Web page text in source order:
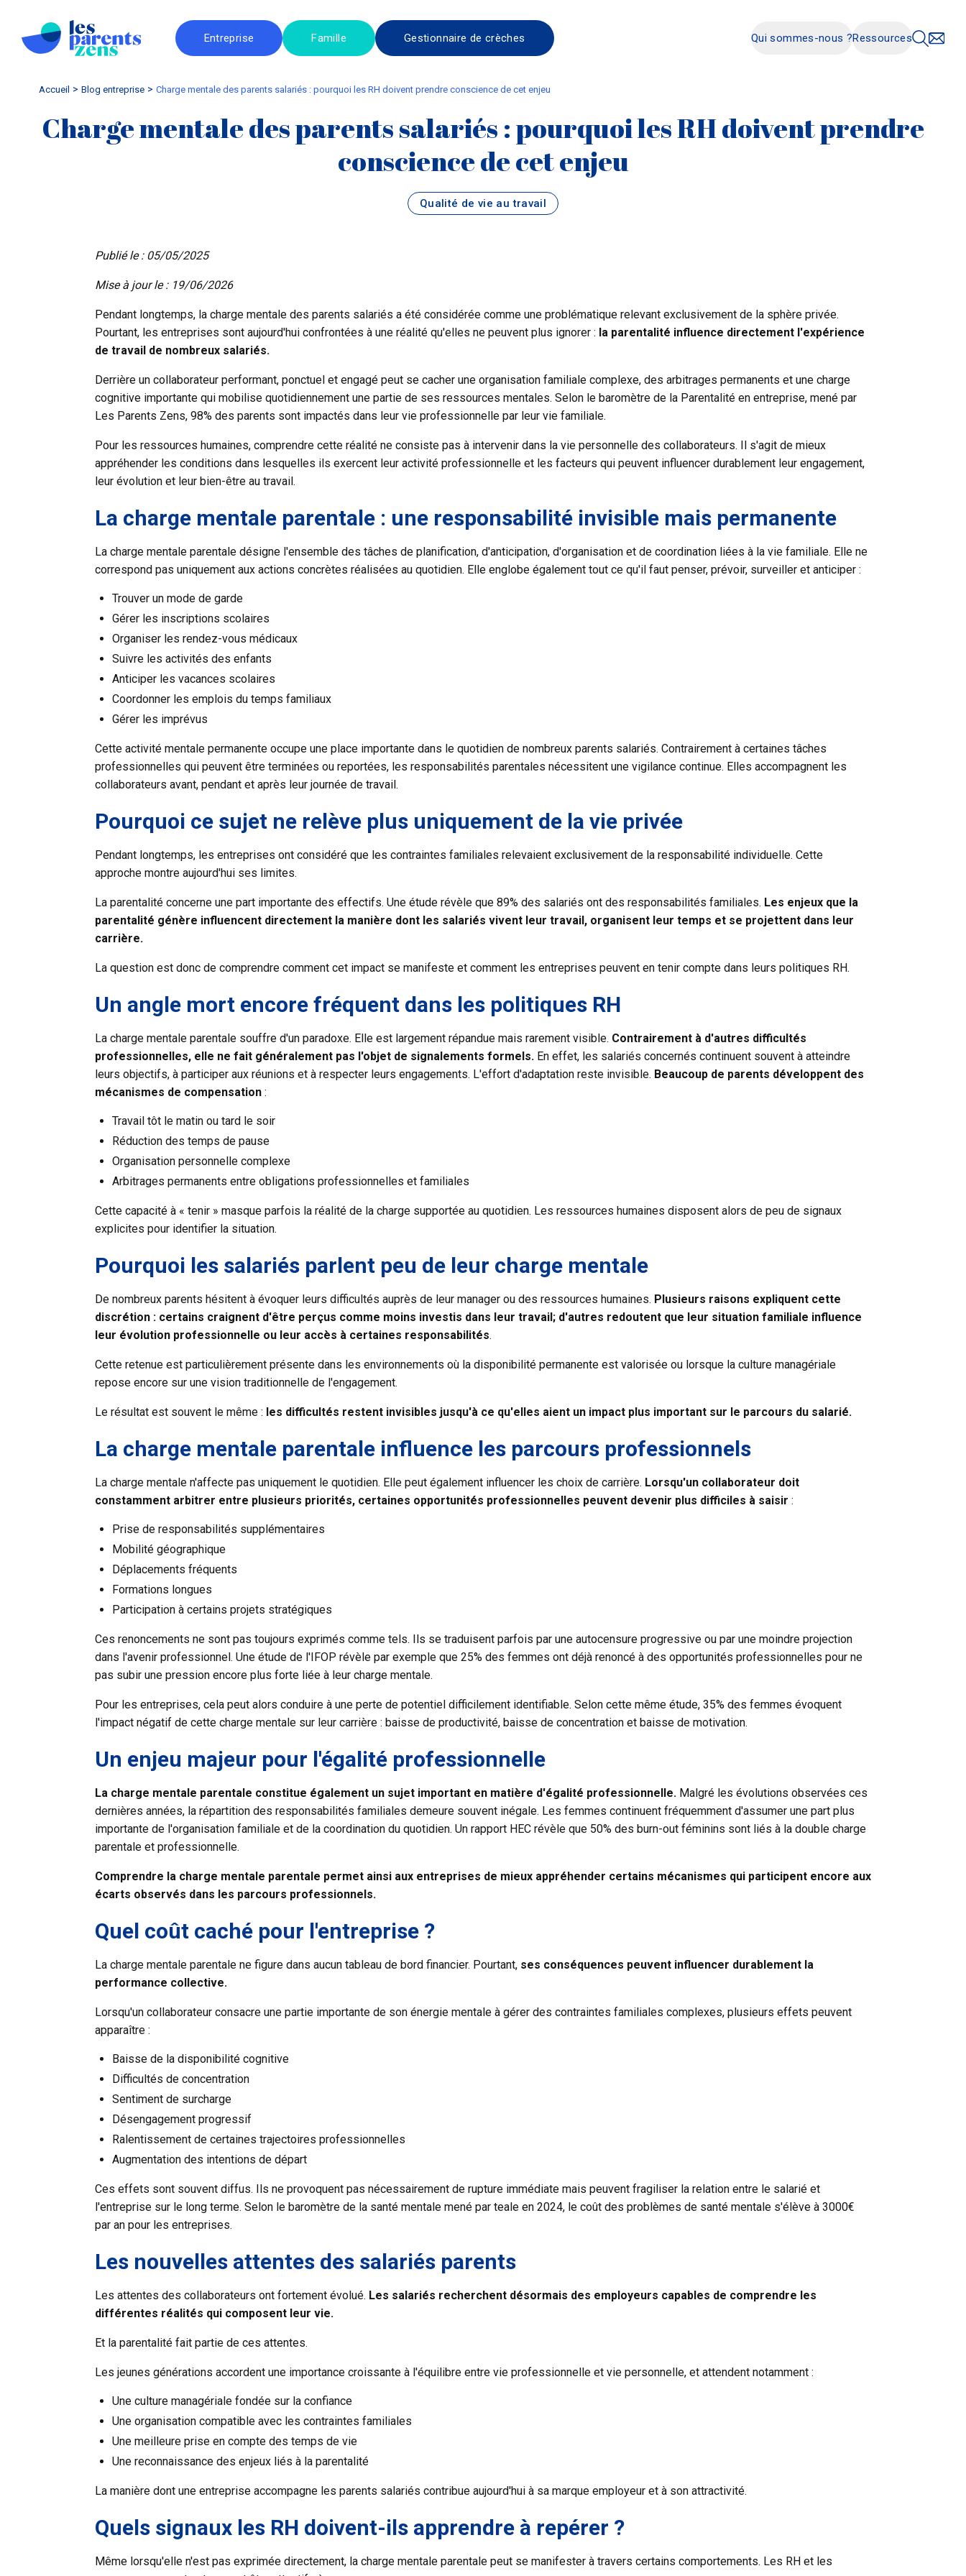
Entreprise Famille Gestionnaire de crèches Qui sommes-nous ?Ressources
Accueil blog entreprise Charge mentale des parents salariés : pourquoi les RH doivent prendre conscience de cet enjeu
Charge mentale des parents salariés : pourquoi les RH doivent prendre
conscience de cet enjeu
Qualité de vie au travail
Publié le : 05/05/2025
Mise à jour le : 19/06/2026
Pendant longtemps, la charge mentale des parents salariés a été considérée comme une problématique relevant exclusivement de la sphère privée.
Pourtant, les entreprises sont aujourd'hui confrontées à une réalité qu'elles ne peuvent plus ignorer : la parentalité influence directement l'expérience
de travail de nombreux salariés.
Derrière un collaborateur performant, ponctuel et engagé peut se cacher une organisation familiale complexe, des arbitrages permanents et une charge
cognitive importante qui mobilise quotidiennement une partie de ses ressources mentales. Selon le baromètre de la Parentalité en entreprise, mené par
Les Parents Zens, 98% des parents sont impactés dans leur vie professionnelle par leur vie familiale.
Pour les ressources humaines, comprendre cette réalité ne consiste pas à intervenir dans la vie personnelle des collaborateurs. Il s'agit de mieux
appréhender les conditions dans lesquelles ils exercent leur activité professionnelle et les facteurs qui peuvent influencer durablement leur engagement,
leur évolution et leur bien-être au travail.
La charge mentale parentale : une responsabilité invisible mais permanente
La charge mentale parentale désigne l'ensemble des tâches de planification, d'anticipation, d'organisation et de coordination liées à la vie familiale. Elle ne
correspond pas uniquement aux actions concrètes réalisées au quotidien. Elle englobe également tout ce qu'il faut penser, prévoir, surveiller et anticiper :
Trouver un mode de garde
Gérer les inscriptions scolaires
Organiser les rendez-vous médicaux
Suivre les activités des enfants
Anticiper les vacances scolaires
Coordonner les emplois du temps familiaux
Gérer les imprévus
Cette activité mentale permanente occupe une place importante dans le quotidien de nombreux parents salariés. Contrairement à certaines tâches
professionnelles qui peuvent être terminées ou reportées, les responsabilités parentales nécessitent une vigilance continue. Elles accompagnent les
collaborateurs avant, pendant et après leur journée de travail.
Pourquoi ce sujet ne relève plus uniquement de la vie privée
Pendant longtemps, les entreprises ont considéré que les contraintes familiales relevaient exclusivement de la responsabilité individuelle. Cette
approche montre aujourd'hui ses limites.
La parentalité concerne une part importante des effectifs. Une étude révèle que 89% des salariés ont des responsabilités familiales. Les enjeux que la
parentalité génère influencent directement la manière dont les salariés vivent leur travail, organisent leur temps et se projettent dans leur
carrière.
La question est donc de comprendre comment cet impact se manifeste et comment les entreprises peuvent en tenir compte dans leurs politiques RH.
Un angle mort encore fréquent dans les politiques RH
La charge mentale parentale souffre d'un paradoxe. Elle est largement répandue mais rarement visible. Contrairement à d'autres difficultés
professionnelles, elle ne fait généralement pas l'objet de signalements formels. En effet, les salariés concernés continuent souvent à atteindre
leurs objectifs, à participer aux réunions et à respecter leurs engagements. L'effort d'adaptation reste invisible. Beaucoup de parents développent des
mécanismes de compensation :
Travail tôt le matin ou tard le soir
Réduction des temps de pause
Organisation personnelle complexe
Arbitrages permanents entre obligations professionnelles et familiales
Cette capacité à « tenir » masque parfois la réalité de la charge supportée au quotidien. Les ressources humaines disposent alors de peu de signaux
explicites pour identifier la situation.
Pourquoi les salariés parlent peu de leur charge mentale
De nombreux parents hésitent à évoquer leurs difficultés auprès de leur manager ou des ressources humaines. Plusieurs raisons expliquent cette
discrétion : certains craignent d'être perçus comme moins investis dans leur travail; d'autres redoutent que leur situation familiale influence
leur évolution professionnelle ou leur accès à certaines responsabilités.
Cette retenue est particulièrement présente dans les environnements où la disponibilité permanente est valorisée ou lorsque la culture managériale
repose encore sur une vision traditionnelle de l'engagement.
Le résultat est souvent le même : les difficultés restent invisibles jusqu'à ce qu'elles aient un impact plus important sur le parcours du salarié.
La charge mentale parentale influence les parcours professionnels
La charge mentale n'affecte pas uniquement le quotidien. Elle peut également influencer les choix de carrière. Lorsqu'un collaborateur doit
constamment arbitrer entre plusieurs priorités, certaines opportunités professionnelles peuvent devenir plus difficiles à saisir :
Prise de responsabilités supplémentaires
Mobilité géographique
Déplacements fréquents
Formations longues
Participation à certains projets stratégiques
Ces renoncements ne sont pas toujours exprimés comme tels. Ils se traduisent parfois par une autocensure progressive ou par une moindre projection
dans l'avenir professionnel. Une étude de l'IFOP révèle par exemple que 25% des femmes ont déjà renoncé à des opportunités professionnelles pour ne
pas subir une pression encore plus forte liée à leur charge mentale.
Pour les entreprises, cela peut alors conduire à une perte de potentiel difficilement identifiable. Selon cette même étude, 35% des femmes évoquent
l'impact négatif de cette charge mentale sur leur carrière : baisse de productivité, baisse de concentration et baisse de motivation.
Un enjeu majeur pour l'égalité professionnelle
La charge mentale parentale constitue également un sujet important en matière d'égalité professionnelle. Malgré les évolutions observées ces
dernières années, la répartition des responsabilités familiales demeure souvent inégale. Les femmes continuent fréquemment d'assumer une part plus
importante de l'organisation familiale et de la coordination du quotidien. Un rapport HEC révèle que 50% des burn-out féminins sont liés à la double charge
parentale et professionnelle.
Comprendre la charge mentale parentale permet ainsi aux entreprises de mieux appréhender certains mécanismes qui participent encore aux
écarts observés dans les parcours professionnels.
Quel coût caché pour l'entreprise ?
La charge mentale parentale ne figure dans aucun tableau de bord financier. Pourtant, ses conséquences peuvent influencer durablement la
performance collective.
Lorsqu'un collaborateur consacre une partie importante de son énergie mentale à gérer des contraintes familiales complexes, plusieurs effets peuvent
apparaître :
Baisse de la disponibilité cognitive
Difficultés de concentration
Sentiment de surcharge
Désengagement progressif
Ralentissement de certaines trajectoires professionnelles
Augmentation des intentions de départ
Ces effets sont souvent diffus. Ils ne provoquent pas nécessairement de rupture immédiate mais peuvent fragiliser la relation entre le salarié et
l'entreprise sur le long terme. Selon le baromètre de la santé mentale mené par teale en 2024, le coût des problèmes de santé mentale s'élève à 3000€
par an pour les entreprises.
Les nouvelles attentes des salariés parents
Les attentes des collaborateurs ont fortement évolué. Les salariés recherchent désormais des employeurs capables de comprendre les
différentes réalités qui composent leur vie.
Et la parentalité fait partie de ces attentes.
Les jeunes générations accordent une importance croissante à l'équilibre entre vie professionnelle et vie personnelle, et attendent notamment :
Une culture managériale fondée sur la confiance
Une organisation compatible avec les contraintes familiales
Une meilleure prise en compte des temps de vie
Une reconnaissance des enjeux liés à la parentalité
La manière dont une entreprise accompagne les parents salariés contribue aujourd'hui à sa marque employeur et à son attractivité.
Quels signaux les RH doivent-ils apprendre à repérer ?
Même lorsqu'elle n'est pas exprimée directement, la charge mentale parentale peut se manifester à travers certains comportements. Les RH et les